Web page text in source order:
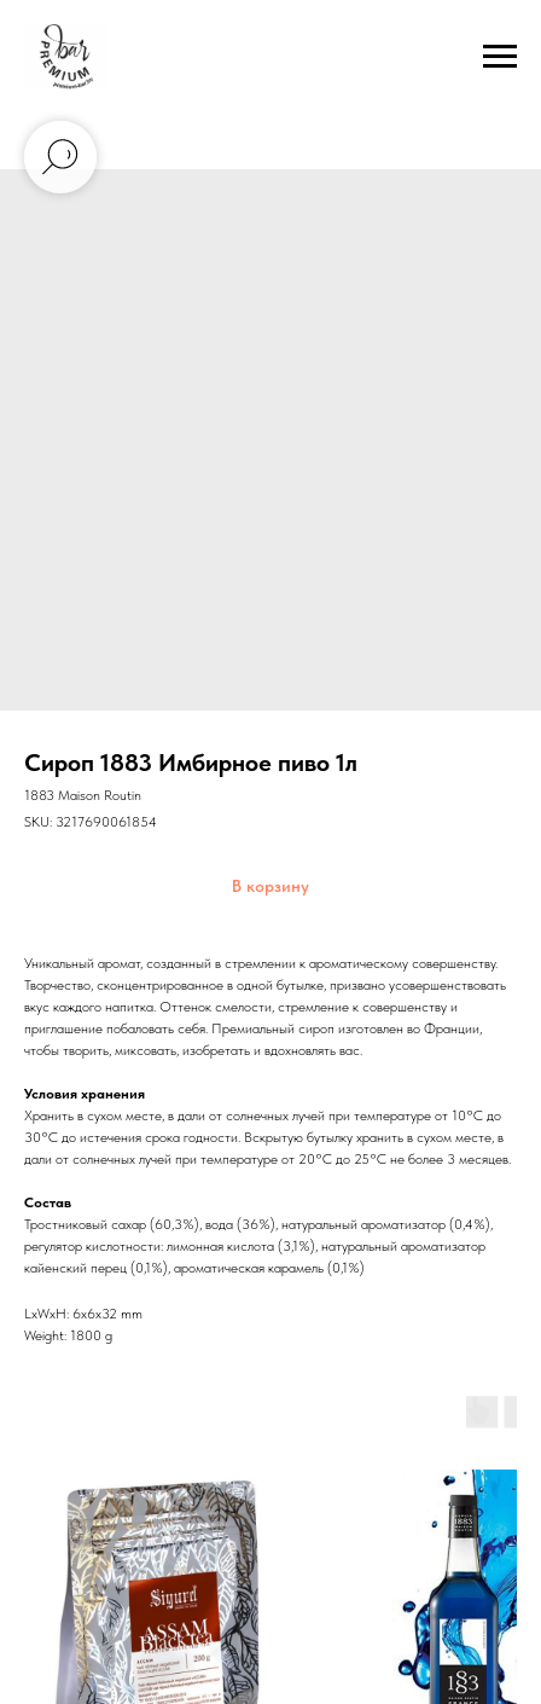
Сироп 1883 Имбирное пиво 1л
1883 Maison Routin
SKU: 3217690061854
В корзину
Уникальный аромат, созданный в стремлении к ароматическому совершенству.
Творчество, сконцентрированное в одной бутылке, призвано усовершенствовать
вкус каждого напитка. Оттенок смелости, стремление к совершенству и
приглашение побаловать себя. Премиальный сироп изготовлен во Франции,
чтобы творить, миксовать, изобретать и вдохновлять вас.
Условия хранения
Хранить в сухом месте, в дали от солнечных лучей при температуре от 10°C до
30°C до истечения срока годности. Вскрытую бутылку хранить в сухом месте, в
дали от солнечных лучей при температуре от 20°C до 25°C не более 3 месяцев.
Состав
Тростниковый сахар (60,3%), вода (36%), натуральный ароматизатор (0,4%),
регулятор кислотности: лимонная кислота (3,1%), натуральный ароматизатор
кайенский перец (0,1%), ароматическая карамель (0,1%)
LxWxH: 6x6x32 mm
Weight: 1800 g